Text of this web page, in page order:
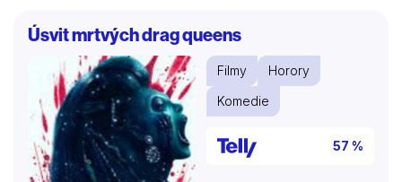
Úsvit mrtvých drag queens
Filmy
Horory
Komedie
57 %